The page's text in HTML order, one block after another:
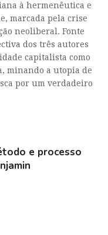
à hermenêutica e
marcada pela crise
neoliberal. Fonte
dos três autores
capitalista como
minando a utopia de
por um verdadeiro
e processo